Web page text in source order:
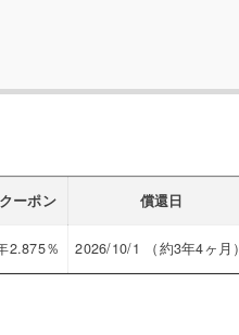
クーポン 償還日
2.875％ 2026/10/1 （約3年4ヶ月）